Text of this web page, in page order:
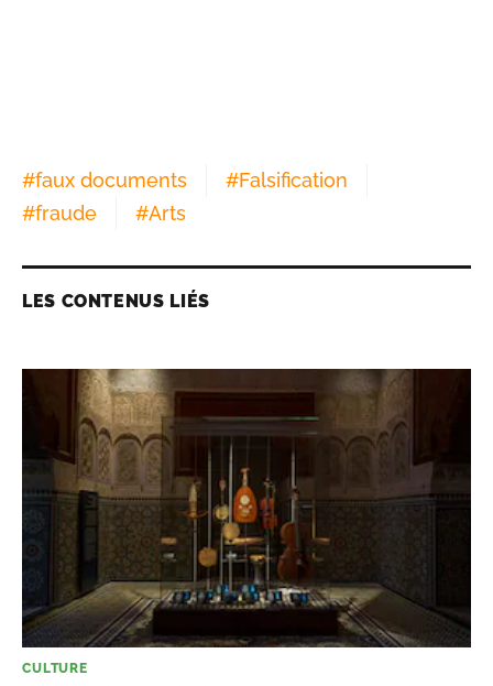
#faux documents #Falsification
#fraude #Arts
LES CONTENUS LIÉS
CULTURE